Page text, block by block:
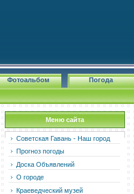
Погода
Фотоальбом
Меню сайта
Советская Гавань - Наш город
Прогноз погоды
Доска Объявлений
О городе
Краеведческий музей